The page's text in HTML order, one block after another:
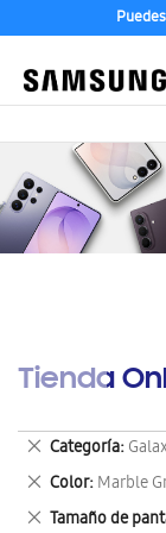
Tienda
Categoría
Eliminar
este
artículo
Color Marble
Eliminar
este
Tamaño de
Eliminar